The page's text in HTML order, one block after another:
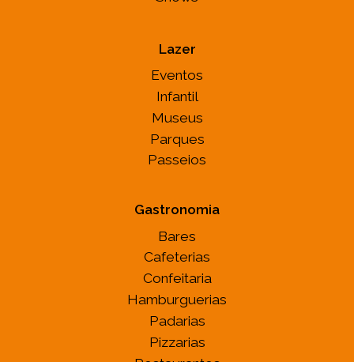
Lazer
Eventos
Infantil
Museus
Parques
Passeios
Gastronomia
Bares
Cafeterias
Confeitaria
Hamburguerias
Padarias
Pizzarias